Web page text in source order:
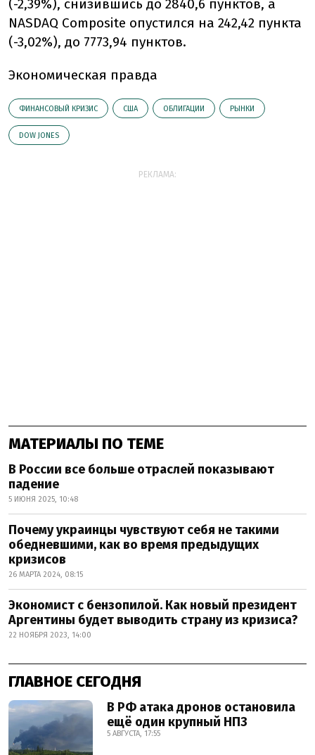
(-2,39%), снизившись до 2840,6 пунктов, а
NASDAQ Composite опустился на 242,42 пункта
(-3,02%), до 7773,94 пунктов.
Экономическая правда
ФИНАНСОВЫЙ КРИЗИС США ОБЛИГАЦИИ РЫНКИ
DOW JONES
РЕКЛАМА:
МАТЕРИАЛЫ ПО ТЕМЕ
В России все больше отраслей показывают
падение
5 ИЮНЯ 2025, 10:48
Почему украинцы чувствуют себя не такими
обедневшими, как во время предыдущих
кризисов
26 МАРТА 2024, 08:15
Экономист с бензопилой. Как новый президент
Аргентины будет выводить страну из кризиса?
22 НОЯБРЯ 2023, 14:00
ГЛАВНОЕ СЕГОДНЯ
В РФ атака дронов остановила
ещё один крупный НПЗ
5 АВГУСТА, 17:55